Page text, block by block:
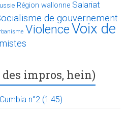
Région wallonne Salariat
de gouvernement
ViolenceVoix de
impros, hein)
n°2 (1:45)